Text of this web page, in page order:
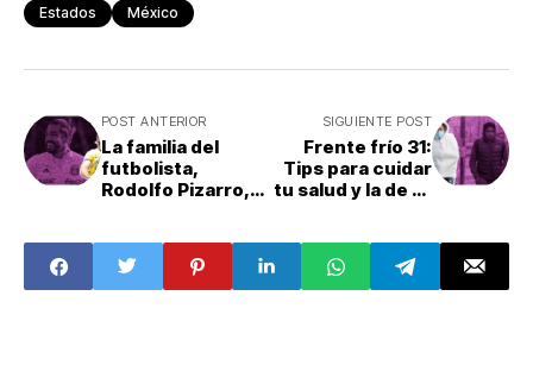
Estados México
POST ANTERIOR
La familia del
futbolista,
Rodolfo Pizarro,
SIGUIENTE POST
Frente frío 31:
Tips para cuidar
tu salud y la de tu